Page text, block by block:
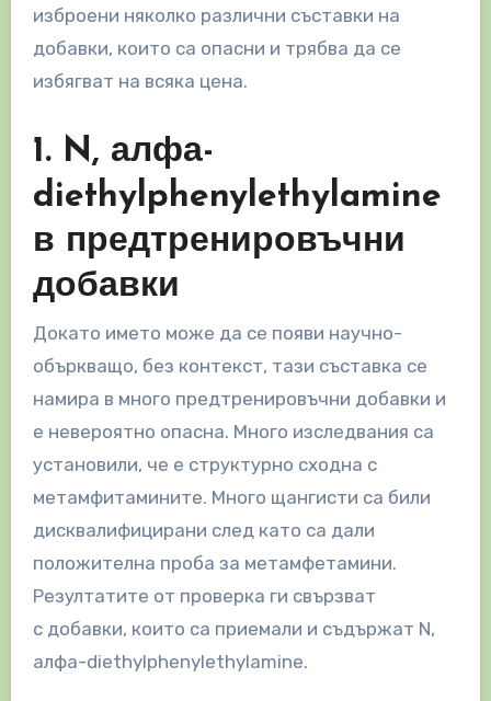
изброени няколко различни съставки на
добавки, които са опасни и трябва да се
избягват на всяка цена.
1. N, алфа-
diethylphenylethylamine
в предтренировъчни
добавки
Докато името може да се появи научно-
объркващо, без контекст, тази съставка се
намира в много предтренировъчни добавки и
е невероятно опасна. Много изследвания са
установили, че е структурно сходна с
метамфитамините. Много щангисти са били
дисквалифицирани след като са дали
положителна проба за метамфетамини.
Резултатите от проверка ги свързват
с добавки, които са приемали и съдържат N,
алфа-diethylphenylethylamine.